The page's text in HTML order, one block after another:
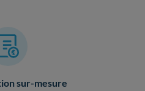
sur-mesure